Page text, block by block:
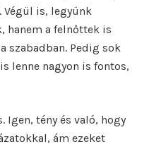
Végül is, legyünk
hanem a felnőttek is
szabadban. Pedig sok
lenne nagyon is fontos,
Igen, tény és való, hogy
ám ezeket